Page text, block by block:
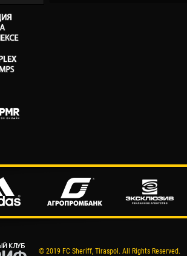
© 2019 FC Sheriff, Tiraspol. All Rights Reserved.